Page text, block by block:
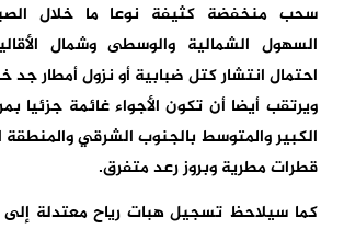
سحب منخفضة كثيفة نوعا ما خلال
السهول الشمالية والوسطى وشمال
احتمال انتشار كتل ضبابية أو نزول أمطار جد
ويرتقب أيضا أن تكون الأجواء غائمة جزئيا
الكبير والمتوسط بالجنوب الشرقي والمنطقة
قطرات مطرية وبروز رعد متفرق.
كما سيلاحظ تسجيل هبات رياح معتدلة إلى